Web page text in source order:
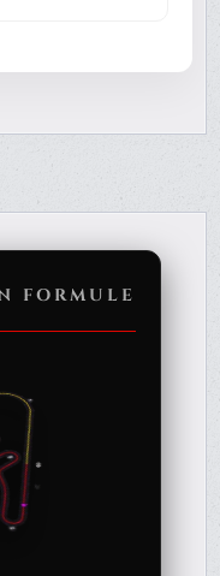
FORMULE